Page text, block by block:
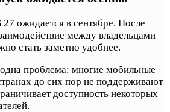
ожидается в сентябре. После
между владельцами
стать заметно удобнее.
проблема: многие мобильные
до сих пор не поддерживают
доступность некоторых